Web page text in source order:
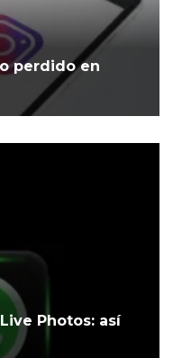
perdido en
Photos: así